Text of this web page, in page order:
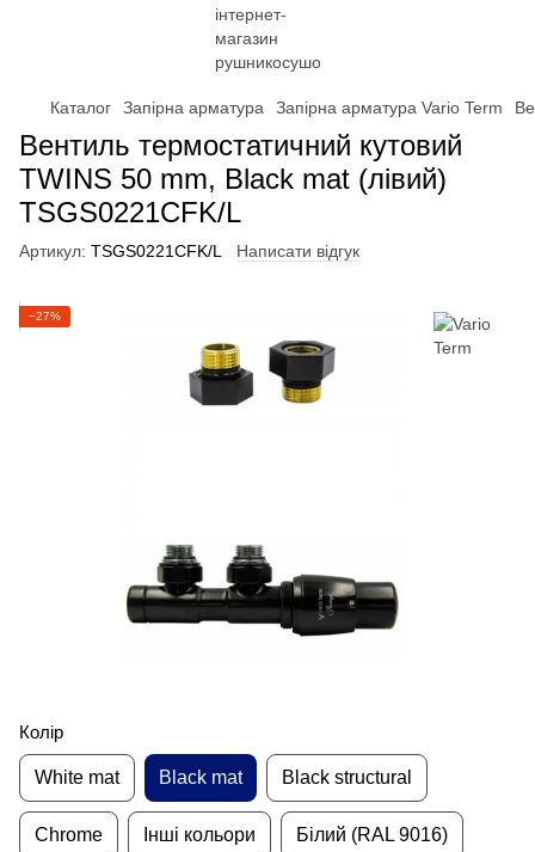
Каталог Запірна арматура Запірна арматура Vario Term
Вентиль термостатичний кутовий
TWINS 50 mm, Black mat (лівий)
TSGS0221CFK/L
Артикул: TSGS0221CFK/L Написати відгук
−27%
Колір
White mat Black mat Black structural
Chrome Інші кольори Білий (RAL 9016)